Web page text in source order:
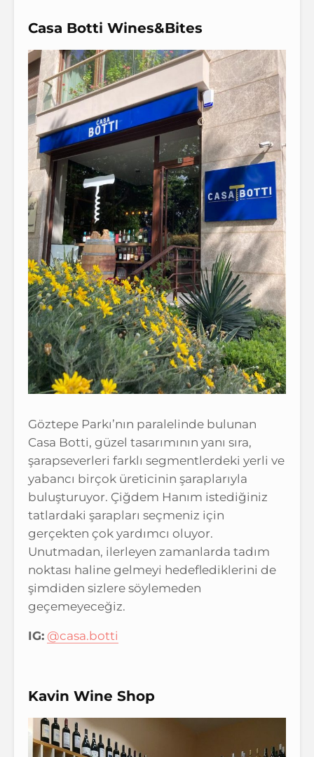
Casa Botti Wines&Bites
Göztepe Parkı’nın paralelinde bulunan
Casa Botti, güzel tasarımının yanı sıra,
şarapseverleri farklı segmentlerdeki yerli ve
yabancı birçok üreticinin şaraplarıyla
buluşturuyor. Çiğdem Hanım istediğiniz
tatlardaki şarapları seçmeniz için
gerçekten çok yardımcı oluyor.
Unutmadan, ilerleyen zamanlarda tadım
noktası haline gelmeyi hedeflediklerini de
şimdiden sizlere söylemeden
geçemeyeceğiz.
IG: @casa.botti
Kavin Wine Shop